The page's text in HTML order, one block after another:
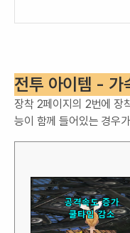
전투 아이템 - 가
장착 2페이지의 2번에 장
능이 함께 들어있는 경우